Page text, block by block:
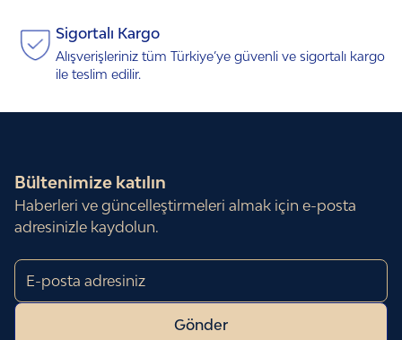
Sigortalı Kargo
Alışverişleriniz tüm Türkiye’ye güvenli ve sigortalı kargo
ile teslim edilir.
Bültenimize katılın
Haberleri ve güncelleştirmeleri almak için e-posta
adresinizle kaydolun.
Gönder